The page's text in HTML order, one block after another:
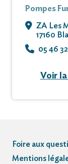
Pompes
ZA Les
17160
05 46 32
Voir
Foire aux
Mentions